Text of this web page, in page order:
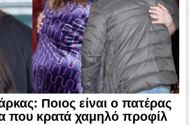
Ποιος είναι ο πατέρας
που κρατά χαμηλό προφίλ